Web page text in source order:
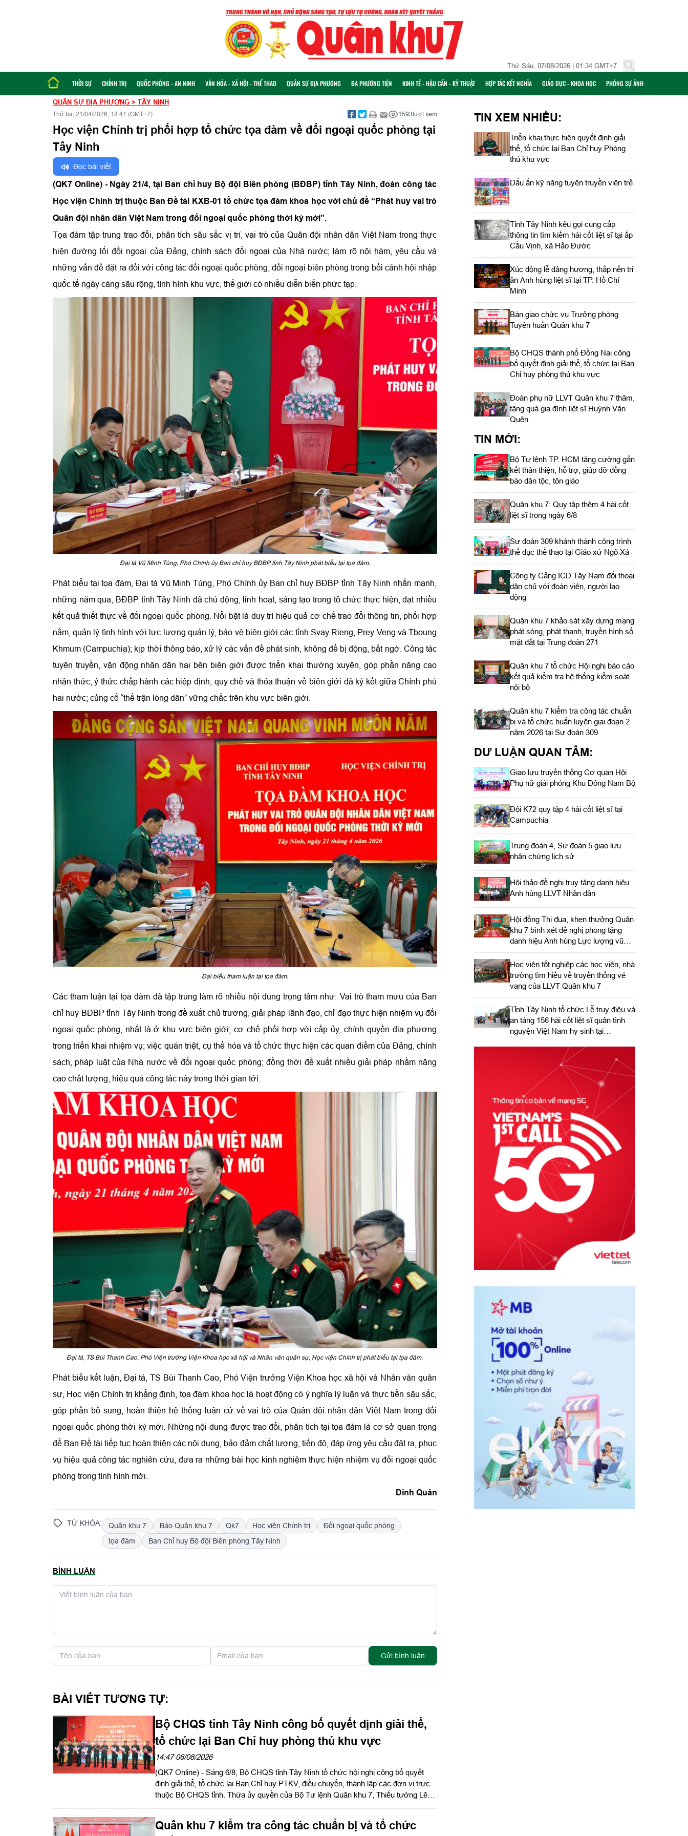
Thứ Sáu, 07/08/2026 | 01:34 GMT+7
THỜI SỰ CHÍNH TRỊ QUỐC PHÒNG - AN NINH VĂN HÓA - XÃ HỘI - THỂ THAO QUÂN SỰ ĐỊA PHƯƠNG ĐA PHƯƠNG TIỆN KINH TẾ - HẬU CẦN - KỸ THUẬT HỢP TÁC KẾT NGHĨA GIÁO DỤC - KHOA HỌC PHÓNG SỰ ẢNH
QUÂN SỰ ĐỊA PHƯƠNG > TÂY NINH
Thứ ba, 21/04/2026, 18:41 (GMT+7) 1593lượt xem
Học viện Chính trị phối hợp tổ chức tọa đàm về đối ngoại quốc phòng tại
Tây Ninh
Đọc bài viết
(QK7 Online) - Ngày 21/4, tại Ban chỉ huy Bộ đội Biên phòng (BĐBP) tỉnh Tây Ninh, đoàn công tác
Học viện Chính trị thuộc Ban Đề tài KXB-01 tổ chức tọa đàm khoa học với chủ đề “Phát huy vai trò
Quân đội nhân dân Việt Nam trong đối ngoại quốc phòng thời kỳ mới”.
Tọa đàm tập trung trao đổi, phân tích sâu sắc vị trí, vai trò của Quân đội nhân dân Việt Nam trong thực
hiện đường lối đối ngoại của Đảng, chính sách đối ngoại của Nhà nước; làm rõ nội hàm, yêu cầu và
những vấn đề đặt ra đối với công tác đối ngoại quốc phòng, đối ngoại biên phòng trong bối cảnh hội nhập
quốc tế ngày càng sâu rộng, tình hình khu vực, thế giới có nhiều diễn biến phức tạp.
Đại tá Vũ Minh Tùng, Phó Chính ủy Ban chỉ huy BĐBP tỉnh Tây Ninh phát biểu tại tọa đàm.
Phát biểu tại tọa đàm, Đại tá Vũ Minh Tùng, Phó Chính ủy Ban chỉ huy BĐBP tỉnh Tây Ninh nhấn mạnh,
những năm qua, BĐBP tỉnh Tây Ninh đã chủ động, linh hoạt, sáng tạo trong tổ chức thực hiện, đạt nhiều
kết quả thiết thực về đối ngoại quốc phòng. Nổi bật là duy trì hiệu quả cơ chế trao đổi thông tin, phối hợp
nắm, quản lý tình hình với lực lượng quản lý, bảo vệ biên giới các tỉnh Svay Rieng, Prey Veng và Tboung
Khmum (Campuchia); kịp thời thông báo, xử lý các vấn đề phát sinh, không để bị động, bất ngờ. Công tác
tuyên truyền, vận động nhân dân hai bên biên giới được triển khai thường xuyên, góp phần nâng cao
nhận thức, ý thức chấp hành các hiệp định, quy chế và thỏa thuận về biên giới đã ký kết giữa Chính phủ
hai nước; củng cố “thế trận lòng dân” vững chắc trên khu vực biên giới.
Đại biểu tham luận tại tọa đàm.
Các tham luận tại tọa đàm đã tập trung làm rõ nhiều nội dung trọng tâm như: Vai trò tham mưu của Ban
chỉ huy BĐBP tỉnh Tây Ninh trong đề xuất chủ trương, giải pháp lãnh đạo, chỉ đạo thực hiện nhiệm vụ đối
ngoại quốc phòng, nhất là ở khu vực biên giới; cơ chế phối hợp với cấp ủy, chính quyền địa phương
trong triển khai nhiệm vụ; việc quán triệt, cụ thể hóa và tổ chức thực hiện các quan điểm của Đảng, chính
sách, pháp luật của Nhà nước về đối ngoại quốc phòng; đồng thời đề xuất nhiều giải pháp nhằm nâng
cao chất lượng, hiệu quả công tác này trong thời gian tới.
Đại tá, TS Bùi Thanh Cao, Phó Viện trưởng Viện Khoa học xã hội và Nhân văn quân sự, Học viện Chính trị phát biểu tại tọa đàm.
Phát biểu kết luận, Đại tá, TS Bùi Thanh Cao, Phó Viện trưởng Viện Khoa học xã hội và Nhân văn quân
sự, Học viện Chính trị khẳng định, tọa đàm khoa học là hoạt động có ý nghĩa lý luận và thực tiễn sâu sắc,
góp phần bổ sung, hoàn thiện hệ thống luận cứ về vai trò của Quân đội nhân dân Việt Nam trong đối
ngoại quốc phòng thời kỳ mới. Những nội dung được trao đổi, phân tích tại tọa đàm là cơ sở quan trọng
để Ban Đề tài tiếp tục hoàn thiện các nội dung, bảo đảm chất lượng, tiến độ, đáp ứng yêu cầu đặt ra, phục
vụ hiệu quả công tác nghiên cứu, đưa ra những bài học kinh nghiệm thực hiện nhiệm vụ đối ngoại quốc
phòng trong tình hình mới.
Đinh Quân
TỪ KHÓA: Quân khu 7 Báo Quân khu 7 Qk7 Học viện Chính trị
Đối ngoại quốc phòng
tọa đàm
Ban Chỉ huy Bộ đội Biên phòng Tây Ninh
BÌNH LUẬN
Gửi bình luận
BÀI VIẾT TƯƠNG TỰ:
Bộ CHQS tỉnh Tây Ninh công bố quyết định giải thể,
tổ chức lại Ban Chỉ huy phòng thủ khu vực
14:47 06/08/2026
(QK7 Online) - Sáng 6/8, Bộ CHQS tỉnh Tây Ninh tổ chức hội nghị công bố quyết
định giải thể, tổ chức lại Ban Chỉ huy PTKV, điều chuyển, thành lập các đơn vị trực
thuộc Bộ CHQS tỉnh. Thừa ủy quyền của Bộ Tư lệnh Quân khu 7, Thiếu tướng Lê
Quân khu 7 kiểm tra công tác chuẩn bị và tổ chức
TIN XEM NHIỀU:
Triển khai thực hiện quyết định giải
thể, tổ chức lại Ban Chỉ huy Phòng
thủ khu vực
Dấu ấn kỹ năng tuyên truyền viên trẻ
Tỉnh Tây Ninh kêu gọi cung cấp
thông tin tìm kiếm hài cốt liệt sĩ tại ấp
Cầu Vịnh, xã Hảo Đước
Xúc động lễ dâng hương, thắp nến tri
ân Anh hùng liệt sĩ tại TP. Hồ Chí
Minh
Bàn giao chức vụ Trưởng phòng
Tuyên huấn Quân khu 7
Bộ CHQS thành phố Đồng Nai công
bố quyết định giải thể, tổ chức lại Ban
Chỉ huy phòng thủ khu vực
Đoàn phụ nữ LLVT Quân khu 7 thăm,
tặng quà gia đình liệt sĩ Huỳnh Văn
Quên
TIN MỚI:
Bộ Tư lệnh TP. HCM tăng cường gắn
kết thân thiện, hỗ trợ, giúp đỡ đồng
bào dân tộc, tôn giáo
Quân khu 7: Quy tập thêm 4 hài cốt
liệt sĩ trong ngày 6/8
Sư đoàn 309 khánh thành công trình
thể dục thể thao tại Giáo xứ Ngô Xá
Công ty Cảng ICD Tây Nam đối thoại
dân chủ với đoàn viên, người lao
động
Quân khu 7 khảo sát xây dựng mạng
phát sóng, phát thanh, truyền hình số
mặt đất tại Trung đoàn 271
Quân khu 7 tổ chức Hội nghị báo cáo
kết quả kiểm tra hệ thống kiểm soát
nội bộ
Quân khu 7 kiểm tra công tác chuẩn
bị và tổ chức huấn luyện giai đoạn 2
năm 2026 tại Sư đoàn 309
DƯ LUẬN QUAN TÂM:
Giao lưu truyền thống Cơ quan Hội
Phụ nữ giải phóng Khu Đông Nam Bộ
Đội K72 quy tập 4 hài cốt liệt sĩ tại
Campuchia
Trung đoàn 4, Sư đoàn 5 giao lưu
nhân chứng lịch sử
Hội thảo đề nghị truy tặng danh hiệu
Anh hùng LLVT Nhân dân
Hội đồng Thi đua, khen thưởng Quân
khu 7 bình xét đề nghị phong tặng
danh hiệu Anh hùng Lực lượng vũ
trang nhân dân
Học viên tốt nghiệp các học viện, nhà
trường tìm hiểu về truyền thống vẻ
vang của LLVT Quân khu 7
​Tỉnh Tây Ninh tổ chức Lễ truy điệu và
an táng 156 hài cốt liệt sĩ quân tình
nguyện Việt Nam hy sinh tại